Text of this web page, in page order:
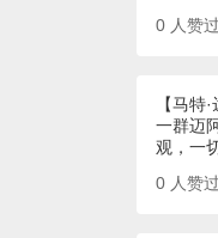
0 人赞过
【马特
一群迈
观，一
0 人赞过